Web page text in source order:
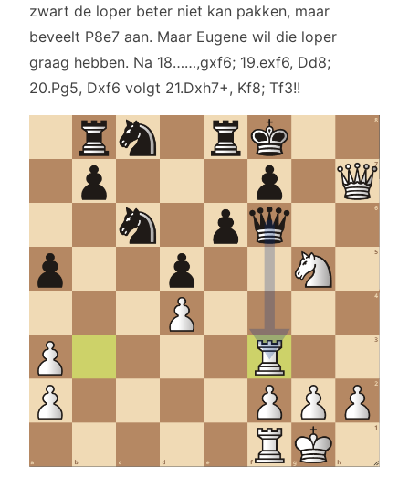
zwart de loper beter niet kan pakken, maar
beveelt P8e7 aan. Maar Eugene wil die loper
graag hebben. Na 18……,gxf6; 19.exf6, Dd8;
20.Pg5, Dxf6 volgt 21.Dxh7+, Kf8; Tf3!!